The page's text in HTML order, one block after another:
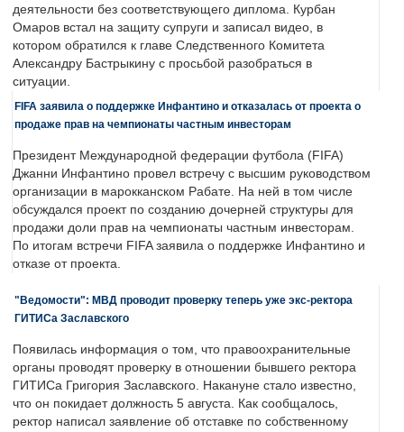
деятельности без соответствующего диплома. Курбан
Омаров встал на защиту супруги и записал видео, в
котором обратился к главе Следственного Комитета
Александру Бастрыкину с просьбой разобраться в
ситуации.
FIFA заявила о поддержке Инфантино и отказалась от проекта о
продаже прав на чемпионаты частным инвесторам
Президент Международной федерации футбола (FIFA)
Джанни Инфантино провел встречу с высшим руководством
организации в марокканском Рабате. На ней в том числе
обсуждался проект по созданию дочерней структуры для
продажи доли прав на чемпионаты частным инвесторам.
По итогам встречи FIFA заявила о поддержке Инфантино и
отказе от проекта.
"Ведомости": МВД проводит проверку теперь уже экс-ректора
ГИТИСа Заславского
Появилась информация о том, что правоохранительные
органы проводят проверку в отношении бывшего ректора
ГИТИСа Григория Заславского. Накануне стало известно,
что он покидает должность 5 августа. Как сообщалось,
ректор написал заявление об отставке по собственному